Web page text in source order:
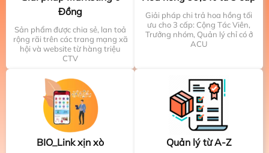
Đồng
Sản phẩm được chia sẻ, lan toả
rộng rãi trên các trang mạng xã
hội và website từ hàng triệu
CTV
Giải pháp chi trả hoa hồng tối
ưu cho 3 cấp: Cộng Tác Viên,
Trưởng nhóm, Quản lý chỉ có ở
ACU
BIO_Link xịn xò Quản lý từ A-Z